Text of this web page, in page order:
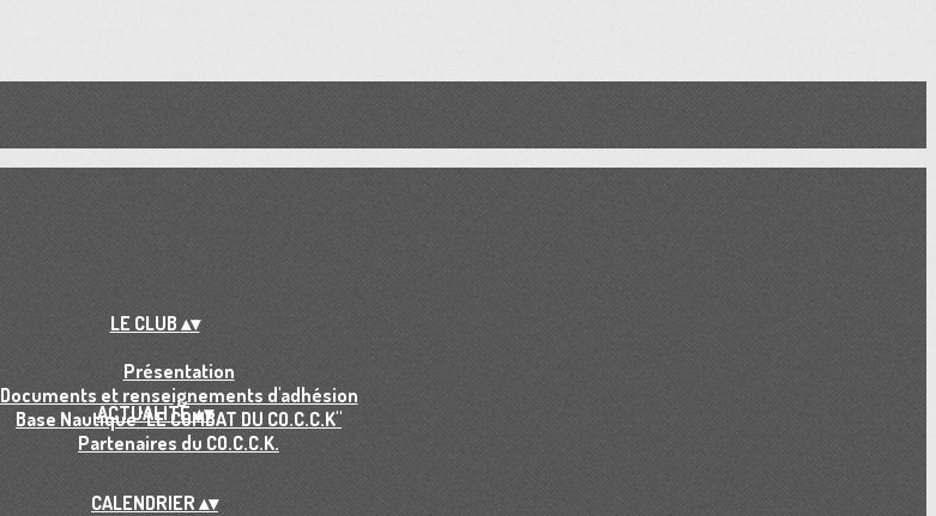
LE CLUB ▴▾
Présentation
Documents et renseignements d'adhésion
Base Nautique "LE COMBAT DU CO.C.C.K"
Partenaires du CO.C.C.K.
ACTUALITÉ▴▾
CALENDRIER ▴▾